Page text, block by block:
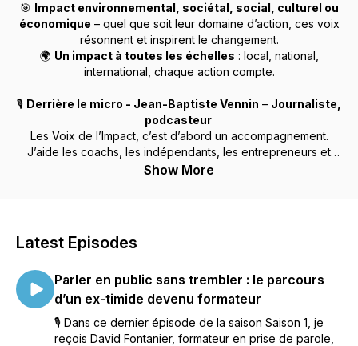
🎯 Impact environnemental, sociétal, social, culturel ou
économique – quel que soit leur domaine d’action, ces voix
résonnent et inspirent le changement.
🌍 Un impact à toutes les échelles : local, national,
international, chaque action compte.
🎙️ Derrière le micro - Jean-Baptiste Vennin – Journaliste,
podcasteur
Les Voix de l’Impact, c’est d’abord un accompagnement.
J’aide les coachs, les indépendants, les entrepreneurs et
entreprises à révéler leur authenticité et leur impact derrière
Show More
Latest Episodes
Parler en public sans trembler : le parcours
d’un ex-timide devenu formateur
🎙 Dans ce dernier épisode de la saison Saison 1, je
reçois David Fontanier, formateur en prise de parole,